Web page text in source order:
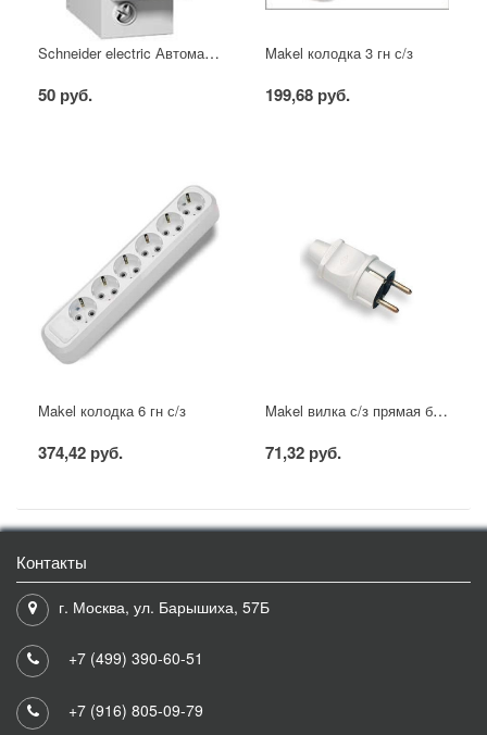
Schneider electric Автоматический выключатель 1/40А
50 руб.
Makel колодка 3 гн с/з
199,68 руб.
Makel колодка 6 гн с/з
374,42 руб.
Makel вилка с/з прямая белая
71,32 руб.
Контакты
г. Москва, ул. Барышиха, 57Б
+7 (499) 390-60-51
+7 (916) 805-09-79